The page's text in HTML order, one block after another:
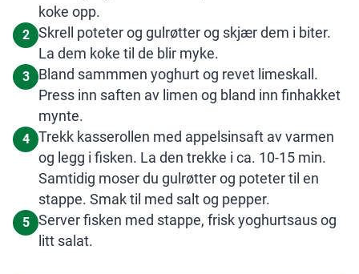
koke opp.
2
Skrell poteter og gulrøtter og skjær dem i biter.
La dem koke til de blir myke.
3
Bland sammmen yoghurt og revet limeskall.
Press inn saften av limen og bland inn finhakket
mynte.
4
Trekk kasserollen med appelsinsaft av varmen
og legg i fisken. La den trekke i ca. 10-15 min.
Samtidig moser du gulrøtter og poteter til en
stappe. Smak til med salt og pepper.
5
Server fisken med stappe, frisk yoghurtsaus og
litt salat.